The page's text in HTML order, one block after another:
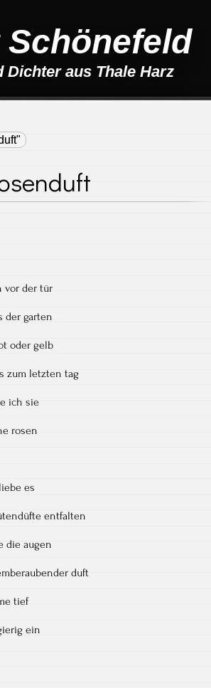
Schönefeld
Dichter aus Thale Harz
vor der tür
der garten
oder gelb
zum letzten tag
ich sie
rosen
es
entfalten
die augen
duft
tief
ein